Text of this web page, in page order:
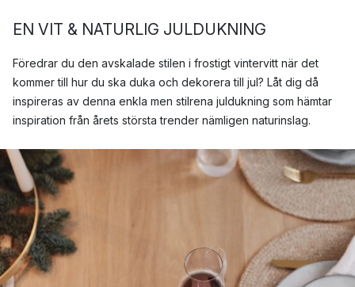
EN VIT & NATURLIG JULDUKNING
Föredrar du den avskalade stilen i frostigt vintervitt när det
kommer till hur du ska duka och dekorera till jul? Låt dig då
inspireras av denna enkla men stilrena juldukning som hämtar
inspiration från årets största trender nämligen naturinslag.